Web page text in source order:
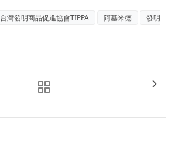
台灣發明商品促進協會TIPPA 阿基米德
發明